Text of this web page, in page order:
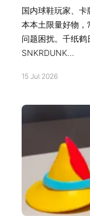
国内球鞋玩家、
本本土限量好物
问题困扰。千纸
SNKRDUNK...
15 Jul 2026